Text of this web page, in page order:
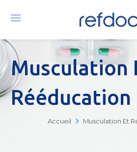
Musculation
Rééducation
Accueil Musculation Et